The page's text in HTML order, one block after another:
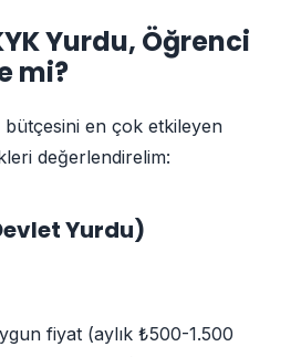
Yurdu, Öğrenci
mi?
bütçesini en çok etkileyen
değerlendirelim:
Yurdu)
fiyat (aylık ₺500-1.500